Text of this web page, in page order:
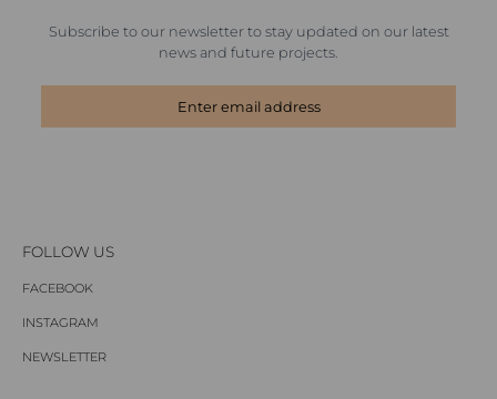
Subscribe to our newsletter to stay updated on our latest
news and future projects.
FOLLOW US
FACEBOOK
INSTAGRAM
NEWSLETTER